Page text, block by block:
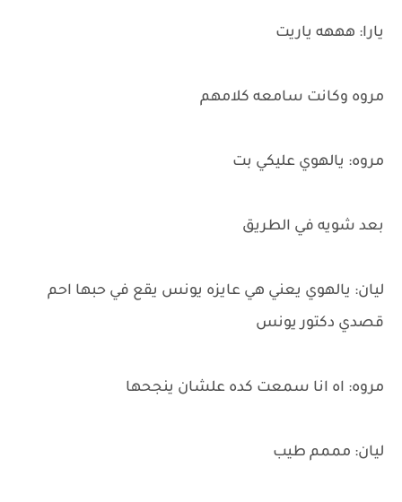
يارا: هههه ياريت
مروه وكانت سامعه كلامهم
مروه: يالهوي عليكي بت
بعد شويه في الطريق
ليان: يالهوي يعني هي عايزه يونس يقع في حبها احم
قصدي دكتور يونس
مروه: اه انا سمعت كده علشان ينجحها
ليان: مممم طيب